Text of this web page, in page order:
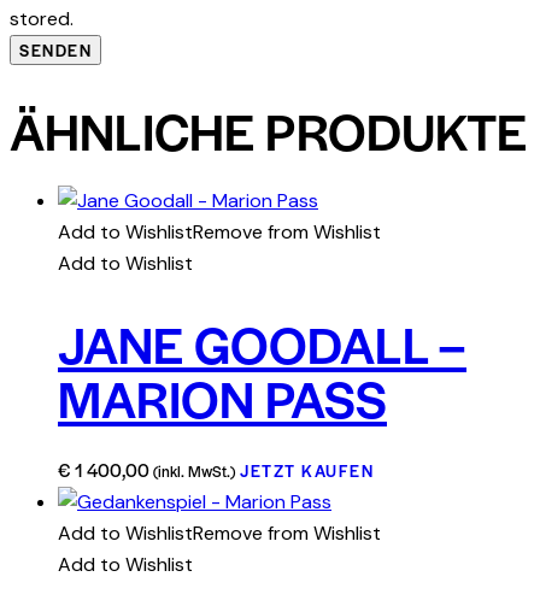
stored.
ÄHNLICHE PRODUKTE
Add to WishlistRemove from Wishlist
Add to Wishlist
JANE GOODALL –
MARION PASS
€1 400,00(inkl. MwSt.) JETZT KAUFEN
Add to WishlistRemove from Wishlist
Add to Wishlist